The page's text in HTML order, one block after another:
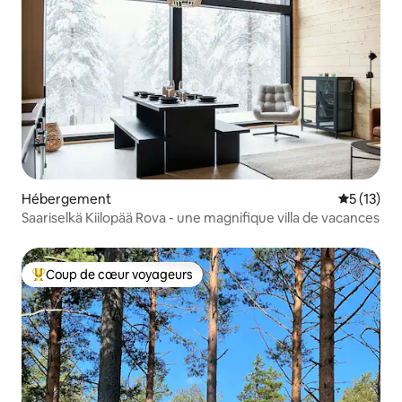
Hébergement
5 (13)
Saariselkä Kiilopää Rova - une magnifique villa de vacances
Coups de cœur voyageurs les plus appréciés
Coup de cœur voyageurs